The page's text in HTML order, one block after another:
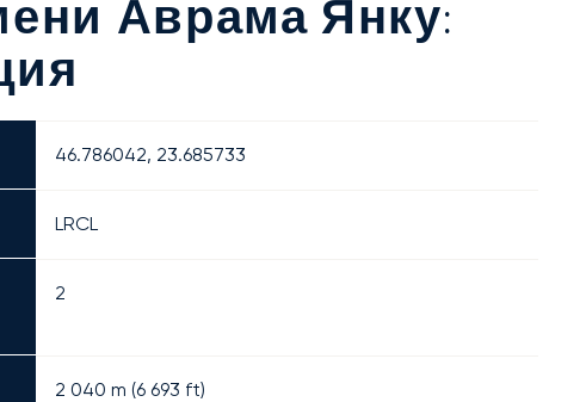
Аврама Янку:
46.786042, 23.685733
LRCL
2
2 040 m (6 693 ft)